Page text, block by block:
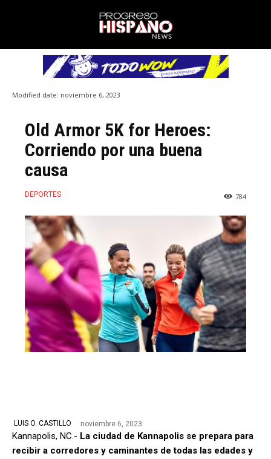
Modified date: noviembre 6, 2023
Old Armor 5K for Heroes:
Corriendo por una buena
causa
DEPORTES 784
LUIS O. CASTILLO noviembre 6, 2023
Kannapolis, NC.- La ciudad de Kannapolis se prepara para
recibir a corredores y caminantes de todas las edades y